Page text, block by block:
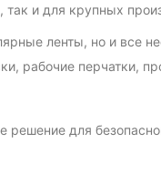
и для крупных
ленты, но и все
рабочие перчатки,
для